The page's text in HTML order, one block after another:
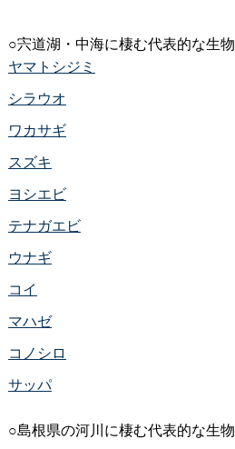
○宍道湖・中海に棲む代表的な生物
ヤマトシジミ
シラウオ
ワカサギ
スズキ
ヨシエビ
テナガエビ
ウナギ
コイ
マハゼ
コノシロ
サッパ
○島根県の河川に棲む代表的な生物